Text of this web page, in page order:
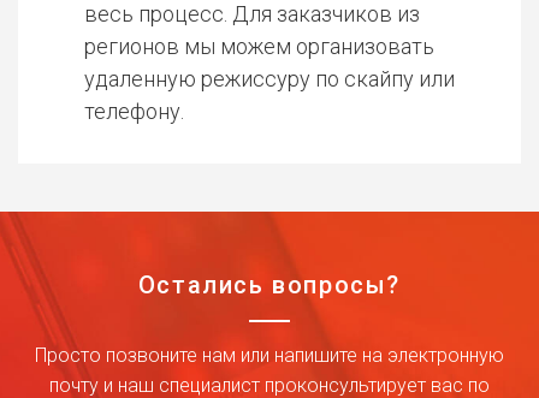
весь процесс. Для заказчиков из
регионов мы можем организовать
удаленную режиссуру по скайпу или
телефону.
Остались вопросы?
Просто позвоните нам или напишите на электронную
почту и наш специалист проконсультирует вас по